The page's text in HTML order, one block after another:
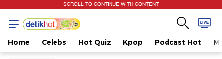
SCROLL TO CONTINUE WITH CONTENT
Home Celebs Hot Quiz Kpop Podcast Hot